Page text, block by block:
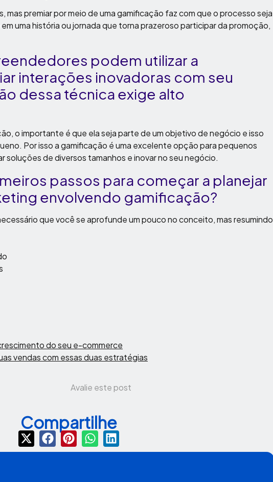
mas premiar por meio de uma gamificação faz com que o processo seja
uma história ou jornada que torna prazeroso participar da promoção,
podem utilizar a
interações inovadoras com seu
dessa técnica exige alto
o importante é que ela seja parte de um objetivo de negócio e isso
Por isso a gamificação é uma excelente opção para pequenos
soluções de diversos tamanhos e inovar no seu negócio.
passos para começar a planejar
envolvendo gamificação?
que você se aprofunde um pouco no conceito, mas resumindo
do seu e-commerce
vendas com essas duas estratégias
Avalie este post
Compartilhe